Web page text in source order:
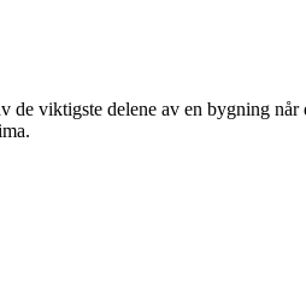
viktigste delene av en bygning